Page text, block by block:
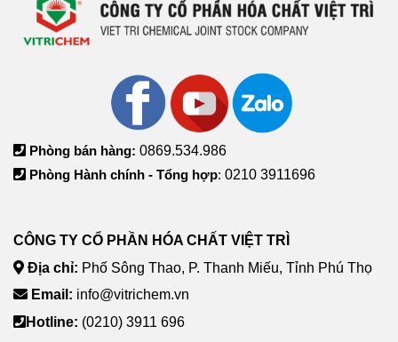
Phòng bán hàng: 0869.534.986
Phòng Hành chính - Tổng hợp: 0210 3911696
CÔNG TY CỔ PHẦN HÓA CHẤT VIỆT TRÌ
Địa chỉ: Phố Sông Thao, P. Thanh Miếu, Tỉnh Phú Thọ
Email: info@vitrichem.vn
Hotline: (0210) 3911 696